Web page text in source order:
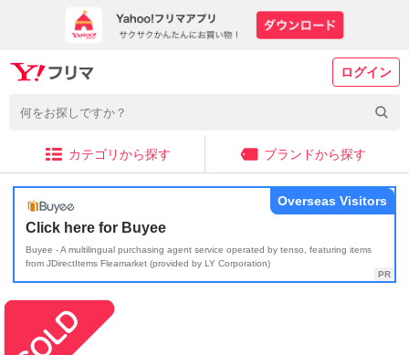
ログイン
カテゴリから探す ブランドから探す
Click here for Buyee
Buyee - A multilingual purchasing agent service operated by tenso, featuring items
from JDirectItems Fleamarket (provided by LY Corporation)
Overseas Visitors